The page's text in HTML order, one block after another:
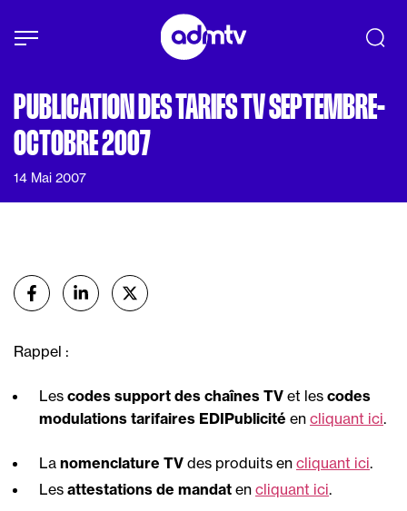
Aller au contenu principal
PUBLICATION DES TARIFS TV SEPTEMBRE-
OCTOBRE 2007
14 Mai 2007
Partager
sur Facebook
sur Linkedinsur X (Twitter)
Rappel :
Les codes support des chaînes TV et les codes
modulations tarifaires EDIPublicité en cliquant ici.
La nomenclature TV des produits en cliquant ici.
Les attestations de mandat en cliquant ici.
Panneau de gestion des cookies